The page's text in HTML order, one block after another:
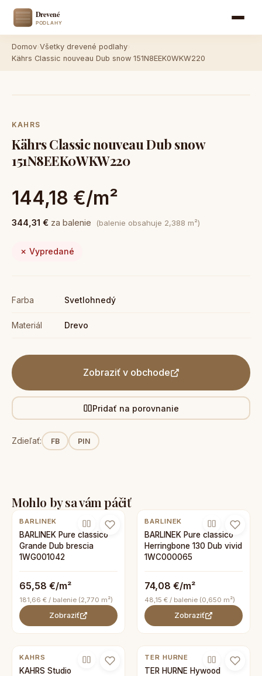
Domov Všetky drevené podlahy
Kährs Classic nouveau Dub snow 151N8EEK0WKW220
KAHRS
Kährs Classic nouveau Dub snow
151N8EEK0WKW220
144,18 €/m²
344,31 € za balenie (balenie obsahuje 2,388 m²)
✗ Vypredané
Farba Svetlohnedý
Materiál Drevo
Zobraziť v obchode
Pridať na porovnanie
Zdieľať: FB PIN
Mohlo by sa vám páčiť
BARLINEK
BARLINEK Pure classico
Grande Dub brescia
1WG001042
65,58 €/m²
181,66 € / balenie (2,770 m²)
Zobraziť
BARLINEK
BARLINEK Pure classico
Herringbone 130 Dub vivid
1WC000065
74,08 €/m²
48,15 € / balenie (0,650 m²)
Zobraziť
KAHRS
KAHRS Studio
TER HURNE
TER HURNE Hywood